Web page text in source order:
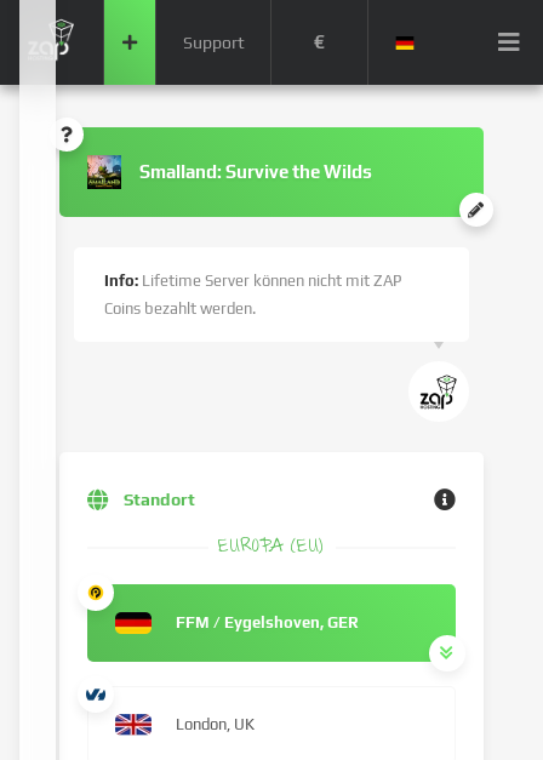
Support €
Smalland: Survive the Wilds
Info: Lifetime Server können nicht mit ZAP
Coins bezahlt werden.
Standort
EUROPA (EU)
FFM / Eygelshoven, GER
London, UK